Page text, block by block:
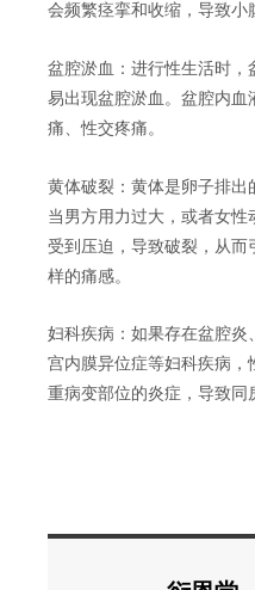
会频繁痉挛和收缩，导致小
盆腔淤血：进行性生活时，
易出现盆腔淤血。盆腔内
痛、性交疼痛。
黄体破裂：黄体是卵子排出
当男方用力过大，或者女
受到压迫，导致破裂，从
样的痛感。
妇科疾病：如果存在盆腔
宫内膜异位症等妇科疾病，
重病变部位的炎症，导致同